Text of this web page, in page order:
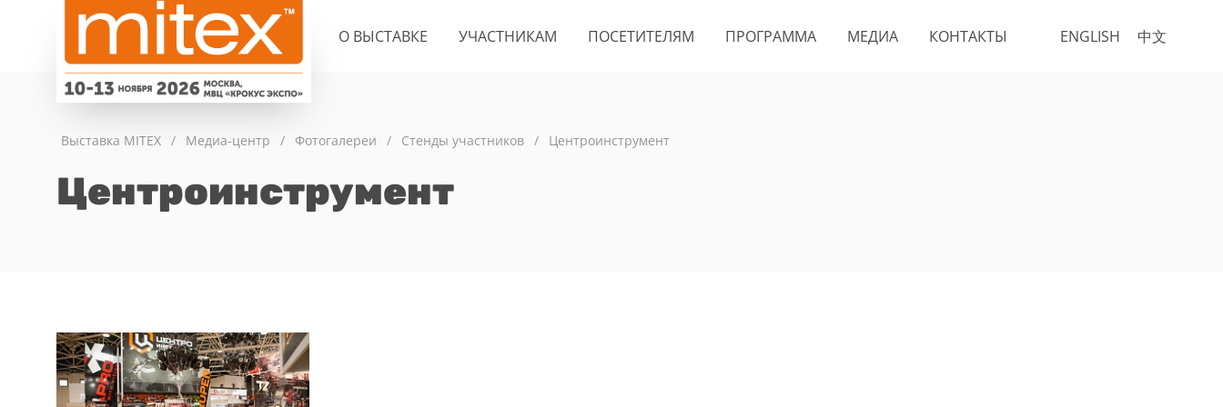
ENGLISH 中文
О ВЫСТАВКЕ УЧАСТНИКАМ ПОСЕТИТЕЛЯМ ПРОГРАММА МЕДИА КОНТАКТЫ
Выставка MITEX / Медиа-центр / Фотогалереи / Стенды участников / Центроинструмент
Центроинструмент